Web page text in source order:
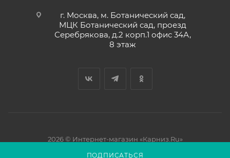
ПОДПИСАТЬСЯ
г. Москва, м. Ботанический сад,
МЦК Ботанический сад, проезд
Серебрякова, д.2 корп.1 офис 34А,
8 этаж
2026 © Интернет-магазин «Карниз.Ru»